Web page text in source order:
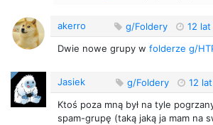
akerro
g/Foldery 12
Dwie nowe grupy w folderze g/
Jasiek
g/Foldery 12
Ktoś poza mną był na tyle
spam-grupę (taką jaką ja mam na